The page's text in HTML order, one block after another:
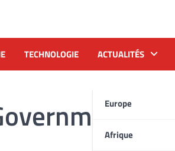
TECHNOLOGIE ACTUALITÉS
Europe
Afrique